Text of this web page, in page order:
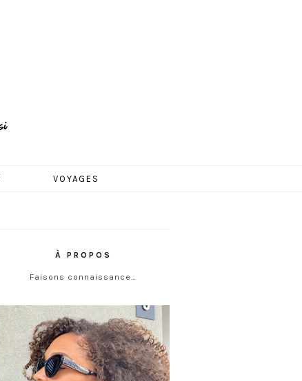
VOYAGES
À PROPOS
Faisons connaissance…